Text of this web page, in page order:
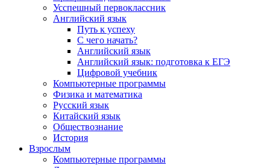
Усспешный первоклассник
Английский язык
Путь к успеху
С чего начать?
Английский язык
Английский язык: подготовка к ЕГЭ
Цифровой учебник
Компьютерные программы
Физика и математика
Русский язык
Китайский язык
Обществознание
История
Взрослым
Компьютерные программы